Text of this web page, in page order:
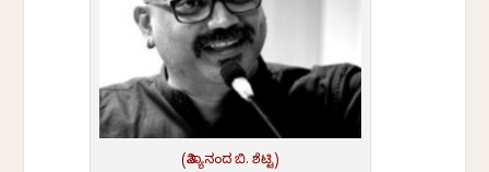
(ನಿತ್ಯಾನಂದ ಬಿ. ಶೆಟ್ಟಿ)